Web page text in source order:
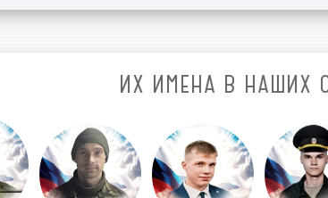
ИХ ИМЕНА В НАШИХ